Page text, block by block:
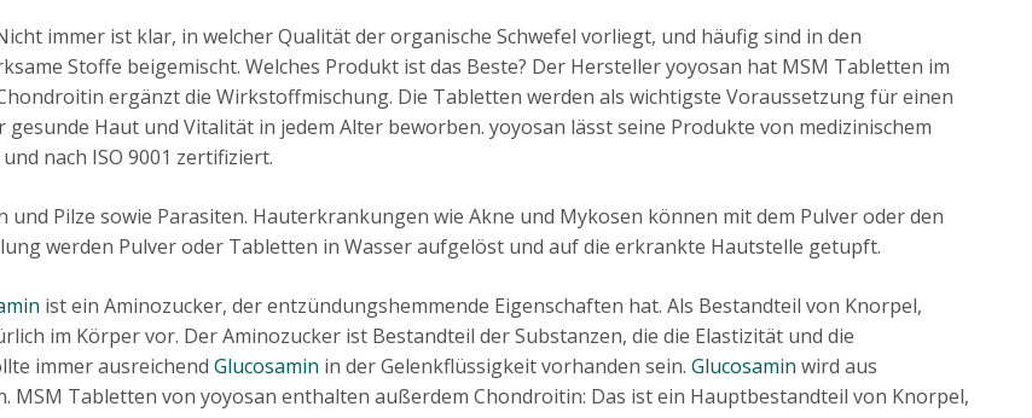
immer ist klar, in welcher Qualität der organische Schwefel vorliegt, und häufig sind in den
Stoffe beigemischt. Welches Produkt ist das Beste? Der Hersteller yoyosan hat MSM Tabletten im
ergänzt die Wirkstoffmischung. Die Tabletten werden als wichtigste Voraussetzung für einen
Haut und Vitalität in jedem Alter beworben. yoyosan lässt seine Produkte von medizinischem
nach ISO 9001 zertifiziert.
Pilze sowie Parasiten. Hauterkrankungen wie Akne und Mykosen können mit dem Pulver oder den
werden Pulver oder Tabletten in Wasser aufgelöst und auf die erkrankte Hautstelle getupft.
ist ein Aminozucker, der entzündungshemmende Eigenschaften hat. Als Bestandteil von Knorpel,
im Körper vor. Der Aminozucker ist Bestandteil der Substanzen, die die Elastizität und die
immer ausreichend Glucosamin in der Gelenkflüssigkeit vorhanden sein. Glucosamin wird aus
MSM Tabletten von yoyosan enthalten außerdem Chondroitin: Das ist ein Hauptbestandteil von Knorpel,